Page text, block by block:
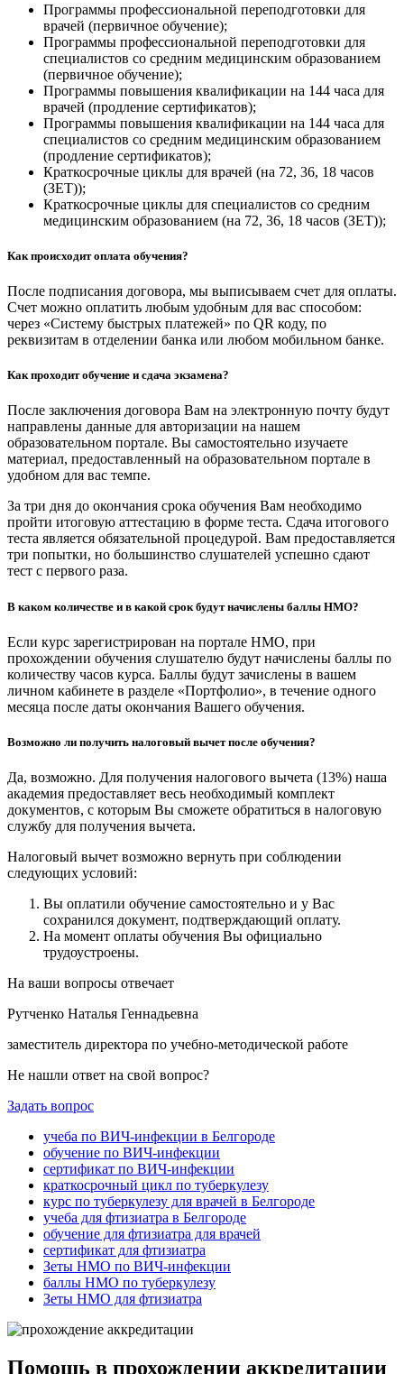
Программы профессиональной переподготовки для
врачей (первичное обучение);
Программы профессиональной переподготовки для
специалистов со средним медицинским образованием
(первичное обучение);
Программы повышения квалификации на 144 часа для
врачей (продление сертификатов);
Программы повышения квалификации на 144 часа для
специалистов со средним медицинским образованием
(продление сертификатов);
Краткосрочные циклы для врачей (на 72, 36, 18 часов
(ЗЕТ));
Краткосрочные циклы для специалистов со средним
медицинским образованием (на 72, 36, 18 часов (ЗЕТ));
Как происходит оплата обучения?
После подписания договора, мы выписываем счет для оплаты.
Счет можно оплатить любым удобным для вас способом:
через «Систему быстрых платежей» по QR коду, по
реквизитам в отделении банка или любом мобильном банке.
Как проходит обучение и сдача экзамена?
После заключения договора Вам на электронную почту будут
направлены данные для авторизации на нашем
образовательном портале. Вы самостоятельно изучаете
материал, предоставленный на образовательном портале в
удобном для вас темпе.
За три дня до окончания срока обучения Вам необходимо
пройти итоговую аттестацию в форме теста. Сдача итогового
теста является обязательной процедурой. Вам предоставляется
три попытки, но большинство слушателей успешно сдают
тест с первого раза.
В каком количестве и в какой срок будут начислены баллы НМО?
Если курс зарегистрирован на портале НМО, при
прохождении обучения слушателю будут начислены баллы по
количеству часов курса. Баллы будут зачислены в вашем
личном кабинете в разделе «Портфолио», в течение одного
месяца после даты окончания Вашего обучения.
Возможно ли получить налоговый вычет после обучения?
Да, возможно. Для получения налогового вычета (13%) наша
академия предоставляет весь необходимый комплект
документов, с которым Вы сможете обратиться в налоговую
службу для получения вычета.
Налоговый вычет возможно вернуть при соблюдении
следующих условий:
Вы оплатили обучение самостоятельно и у Вас
сохранился документ, подтверждающий оплату.
На момент оплаты обучения Вы официально
трудоустроены.
На ваши вопросы отвечает
Рутченко Наталья Геннадьевна
заместитель директора по учебно-методической работе
Не нашли ответ на свой вопрос?
Задать вопрос
учеба по ВИЧ-инфекции в Белгороде
обучение по ВИЧ-инфекции
сертификат по ВИЧ-инфекции
краткосрочный цикл по туберкулезу
курс по туберкулезу для врачей в Белгороде
учеба для фтизиатра в Белгороде
обучение для фтизиатра для врачей
сертификат для фтизиатра
Зеты НМО по ВИЧ-инфекции
баллы НМО по туберкулезу
Зеты НМО для фтизиатра
Помощь в прохождении аккредитации